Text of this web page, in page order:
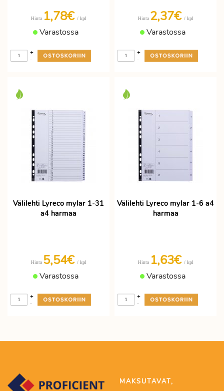
Hinta 1,78€ / kpl
Varastossa
-
+
Hinta 2,37€ / kpl
Varastossa
-
+
Välilehti Lyreco mylar 1-31
a4 harmaa
Hinta 5,54€ / kpl
Varastossa
-
+
Välilehti Lyreco mylar 1-6 a4
harmaa
Hinta 1,63€ / kpl
Varastossa
-
+
MAKSUTAVAT,